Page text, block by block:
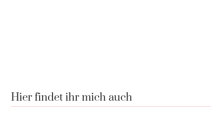
Hier findet ihr mich auch